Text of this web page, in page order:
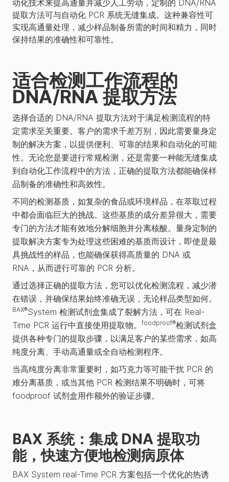
动化技术来提高通量并减少人工劳动，定制的 DNA/RNA
提取方法可与自动化 PCR 系统无缝集成。这种兼容性可
实现高通量处理，减少样品制备所需的时间和精力，同时
保持结果的准确性和可靠性。
适合检测工作流程的
DNA/RNA 提取方法
选择合适的 DNA/RNA 提取方法对于满足检测流程的特
定需求至关重要。客户的需求千差万别，因此需要量身定
制的解决方案，以提供便利、可靠的结果和自动化的可能
性。无论您是要进行常规检测，还是需要一种能无缝集成
到自动化工作流程中的方法，正确的提取方法都能确保样
品制备的准确性和高效性。
不同的检测基质，如复杂的食品或环境样品，在萃取过程
中都会面临巨大的挑战。这些基质的成分差异很大，需要
专门的方法才能有效地分解细胞并分离核酸。量身定制的
提取解决方案专为处理这些困难的基质而设计，即使是最
具挑战性的样品，也能确保获得高质量的 DNA 或
RNA，从而进行可靠的 PCR 分析。
通过选择正确的提取方法，您可以优化检测流程，减少潜
在错误，并确保结果始终准确无误，无论样品类型如何。
BAX®System 检测试剂盒集成了裂解方法，可在 Real-
Time PCR 运行中直接使用提取物。
foodproof®检测试剂盒
提供各种专门的提取步骤，以满足客户的某些需求，如高
纯度分离、手动高通量或全自动检测程序。
当高纯度分离非常重要时，如巧克力等可能干扰 PCR 的
难分离基质，或当其他 PCR 检测结果不明确时，可将
foodproof 试剂盒用作额外的验证步骤。
BAX 系统：集成 DNA 提取功
能，快速方便地检测病原体
BAX System real-Time PCR 方案包括一个优化的热诱